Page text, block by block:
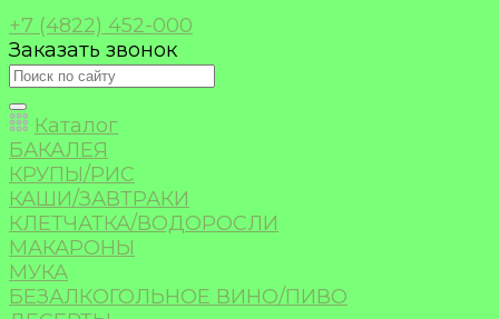
+7 (4822) 452-000
Заказать звонок
Каталог
БАКАЛЕЯ
КРУПЫ/РИС
КАШИ/ЗАВТРАКИ
КЛЕТЧАТКА/ВОДОРОСЛИ
МАКАРОНЫ
МУКА
БЕЗАЛКОГОЛЬНОЕ ВИНО/ПИВО